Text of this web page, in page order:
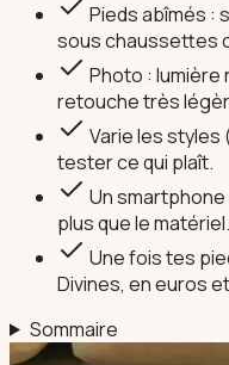
Pieds abîmés :
sous chaussettes
Photo : lumière
retouche très
Varie les
tester ce qui plaît.
Un
plus que le matériel.
Une fois tes
Divines, en euros
Sommaire